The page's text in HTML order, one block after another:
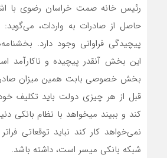
رئیس خانه صمت خراسان رضوی با
حاصل از صادرات به واردات،
پیچیدگی فراوانی وجود دارد.
این بخش آنقدر پیچیده و ناکارآمد
بخش خصوصی بابت همین میزان
قبل از هر چیزی دولت باید تکلیف
کند و ببیند میخواهد با نظام بانکی
نمی‌خواهد کار کند نباید توقعاتی
شبکه بانکی میسر است، داشته باشد.